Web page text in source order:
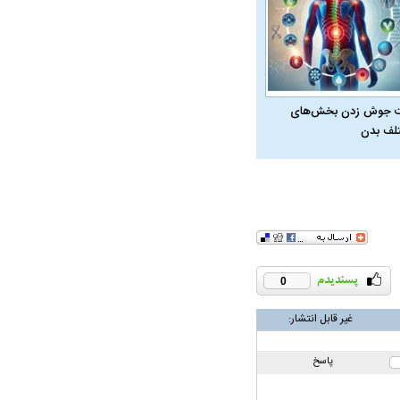
جوش زدن بخش‌های
بدن
0
غیر قابل انتشار:
پاسخ
دوران قاجار چگونه
مردی که سر خم نکرد؟ | غلامرضا تختی و
حکومت پهلوی